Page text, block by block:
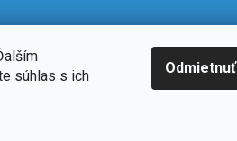
súhlas s ich
Odmietnuť